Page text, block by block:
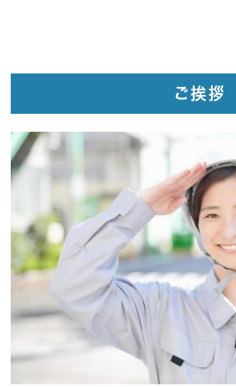
ご挨拶